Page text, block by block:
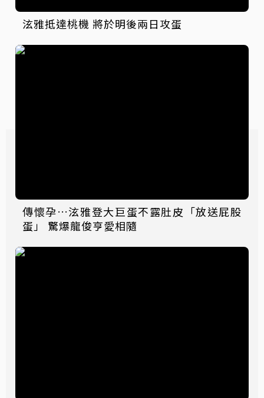
泫雅抵達桃機 將於明後兩日攻蛋
傳懷孕…泫雅登大巨蛋不露肚皮「放送屁股
蛋」 驚爆龍俊亨愛相隨